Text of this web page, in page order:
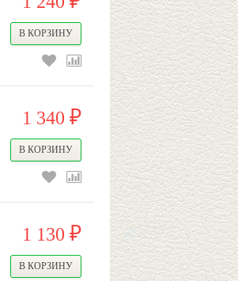
1 340 ₽
1 130 ₽